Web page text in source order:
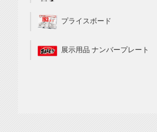
プライスボード
展示用品 ナンバープレート